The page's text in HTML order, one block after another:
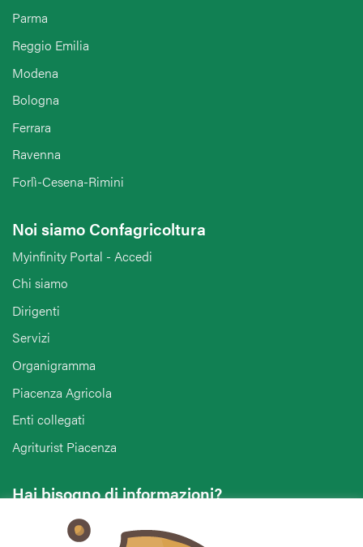
Parma
Reggio Emilia
Modena
Bologna
Ferrara
Ravenna
Forlì-Cesena-Rimini
Noi siamo Confagricoltura
Myinfinity Portal - Accedi
Chi siamo
Dirigenti
Servizi
Organigramma
Piacenza Agricola
Enti collegati
Agriturist Piacenza
Hai bisogno di informazioni?
Vuoi contattarci per ricevere assistenza, lasciare un
commento o chiedere informazioni?